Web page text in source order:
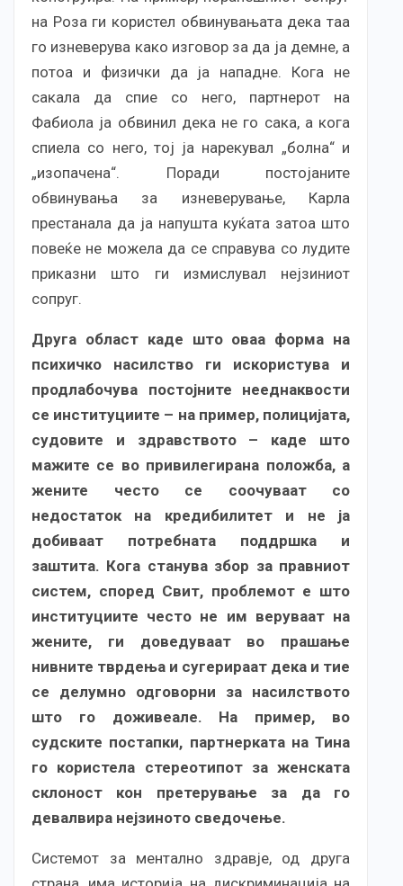
на Роза ги користел обвинувањата дека таа
го изневерува како изговор за да ја демне, а
потоа и физички да ја нападне. Кога не
сакала да спие со него, партнерот на
Фабиола ја обвинил дека не го сака, а кога
спиела со него, тој ја нарекувал „болна“ и
„изопачена“. Поради постојаните
обвинувања за изневерување, Карла
престанала да ја напушта куќата затоа што
повеќе не можела да се справува со лудите
приказни што ги измислувал нејзиниот
сопруг.
Друга област каде што оваа форма на
психичко насилство ги искористува и
продлабочува постојните нееднаквости
се институциите – на пример, полицијата,
судовите и здравството – каде што
мажите се во привилегирана положба, а
жените често се соочуваат со
недостаток на кредибилитет и не ја
добиваат потребната поддршка и
заштита. Кога станува збор за правниот
систем, според Свит, проблемот е што
институциите често не им веруваат на
жените, ги доведуваат во прашање
нивните тврдења и сугерираат дека и тие
се делумно одговорни за насилството
што го доживеале. На пример, во
судските постапки, партнерката на Тина
го користела стереотипот за женската
склоност кон претерување за да го
девалвира нејзиното сведочење.
Системот за ментално здравје, од друга